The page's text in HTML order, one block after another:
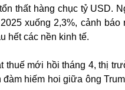
thất hàng chục tỷ USD.
xuống 2,3%, cảnh báo
hết các nền kinh tế.
thuế mới hồi tháng 4, thị
hiếm hoi giữa ông